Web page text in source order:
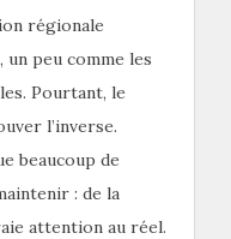
régionale
peu comme les
Pourtant, le
l’inverse.
beaucoup de
: de la
attention au réel.